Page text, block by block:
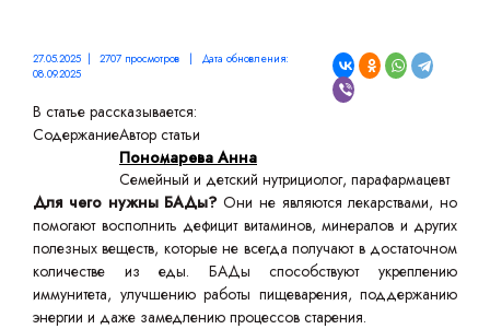
27.05.2025 | 2707 просмотров | Дата обновления:
08.09.2025
В статье рассказывается:
СодержаниеАвтор статьи
Пономарева Анна
Семейный и детский нутрициолог, парафармацевт
Для чего нужны БАДы? Они не являются лекарствами, но
помогают восполнить дефицит витаминов, минералов и других
полезных веществ, которые не всегда получают в достаточном
количестве из еды. БАДы способствуют укреплению
иммунитета, улучшению работы пищеварения, поддержанию
энергии и даже замедлению процессов старения.